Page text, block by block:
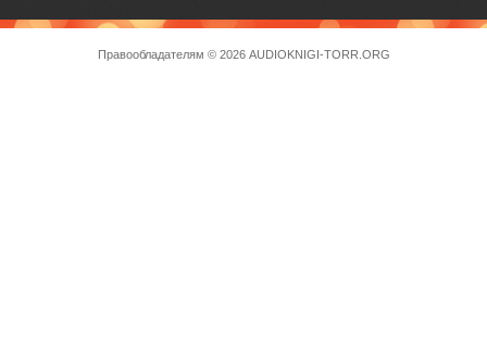
Правообладателям © 2026 AUDIOKNIGI-TORR.ORG